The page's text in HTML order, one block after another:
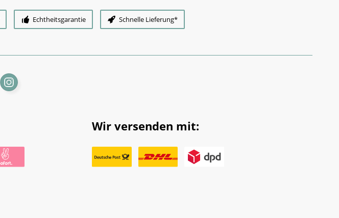
Echtheitsgarantie Schnelle Lieferung*
Wir versenden mit: